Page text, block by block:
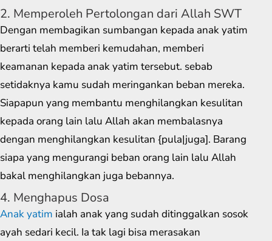
2. Memperoleh Pertolongan dari Allah SWT
Dengan membagikan sumbangan kepada anak yatim
berarti telah memberi kemudahan, memberi
keamanan kepada anak yatim tersebut. sebab
setidaknya kamu sudah meringankan beban mereka.
Siapapun yang membantu menghilangkan kesulitan
kepada orang lain lalu Allah akan membalasnya
dengan menghilangkan kesulitan {pula|juga]. Barang
siapa yang mengurangi beban orang lain lalu Allah
bakal menghilangkan juga bebannya.
4. Menghapus Dosa
Anak yatim ialah anak yang sudah ditinggalkan sosok
ayah sedari kecil. Ia tak lagi bisa merasakan